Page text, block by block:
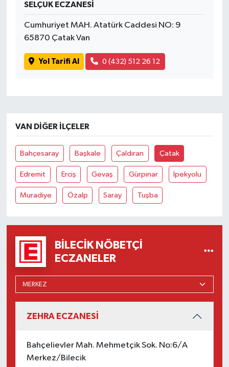
SELÇUK ECZANESİ
Cumhuriyet MAH. Atatürk Caddesi NO: 9
65870 Çatak Van
Yol Tarifi Al 0 (432) 512 26 12
VAN DIĞER İLÇELER
Bahçesaray Başkale Çaldıran Çatak
Edremit Erciş Gevaş Gürpınar İpekyolu
Muradiye Özalp Saray Tuşba
BILECIK NÖBETÇI
ECZANELER
ZEHRA ECZANESİ
Bahçelievler Mah. Mehmetçik Sok. No:6/A
Merkez/Bilecik